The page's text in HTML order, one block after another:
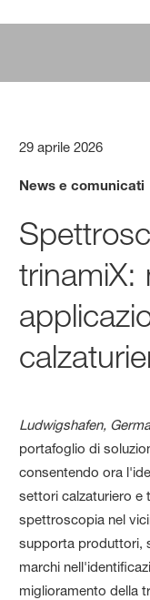
29 aprile 2026
News e comunicati
trinamiX:
Ludwigshafen,
portafoglio di
consentendo ora
settori calzaturiero e
spettroscopia nel
supporta produttori,
marchi
miglioramento della